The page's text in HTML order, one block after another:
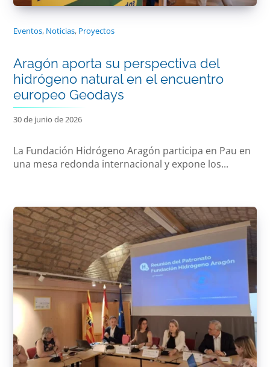
Eventos, Noticias, Proyectos
Aragón aporta su perspectiva del
hidrógeno natural en el encuentro
europeo Geodays
30 de junio de 2026
La Fundación Hidrógeno Aragón participa en Pau en
una mesa redonda internacional y expone los...